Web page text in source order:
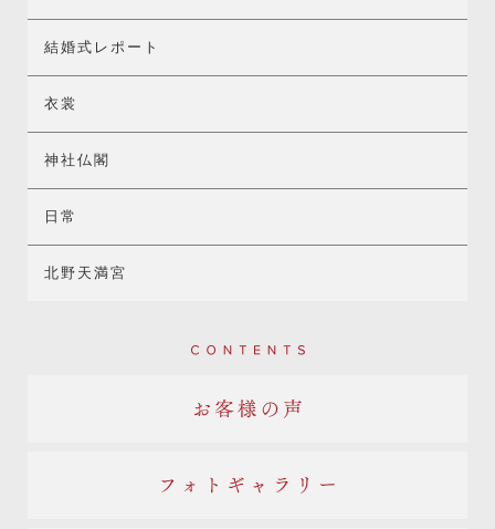
結婚式レポート
衣裳
神社仏閣
日常
北野天満宮
Contents
お客様の声
フォトギャラリー